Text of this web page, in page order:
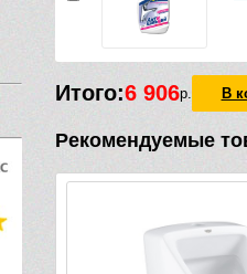
Итого:6 906р. В
Рекомендуемые